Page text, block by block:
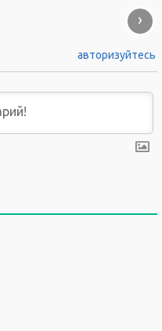
›
авторизуйтесь